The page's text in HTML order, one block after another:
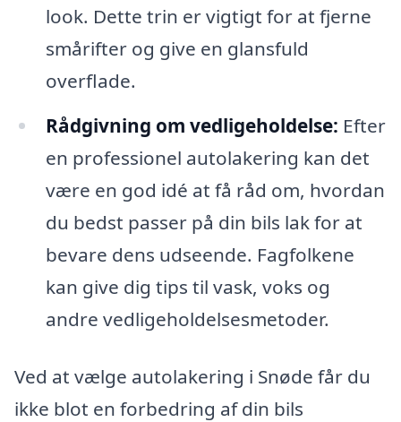
look. Dette trin er vigtigt for at fjerne
smårifter og give en glansfuld
overflade.
Rådgivning om vedligeholdelse: Efter
en professionel autolakering kan det
være en god idé at få råd om, hvordan
du bedst passer på din bils lak for at
bevare dens udseende. Fagfolkene
kan give dig tips til vask, voks og
andre vedligeholdelsesmetoder.
Ved at vælge autolakering i Snøde får du
ikke blot en forbedring af din bils